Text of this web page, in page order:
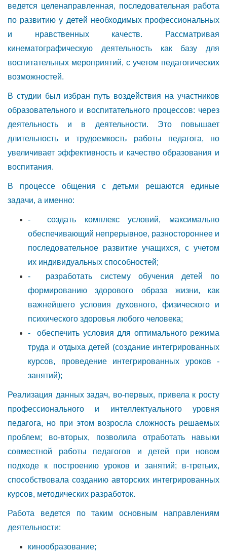
ведется целенаправленная, последовательная работа
по развитию у детей необходимых профессиональных
и нравственных качеств. Рассматривая
кинематографическую деятельность как базу для
воспитательных мероприятий, с учетом педагогических
возможностей.
В студии был избран путь воздействия на участников
образовательного и воспитательного процессов: через
деятельность и в деятельности. Это повышает
длительность и трудоемкость работы педагога, но
увеличивает эффективность и качество образования и
воспитания.
В процессе общения с детьми решаются единые
задачи, а именно:
- создать комплекс условий, максимально
обеспечивающий непрерывное, разностороннее и
последовательное развитие учащихся, с учетом
их индивидуальных способностей;
- разработать систему обучения детей по
формированию здорового образа жизни, как
важнейшего условия духовного, физического и
психического здоровья любого человека;
- обеспечить условия для оптимального режима
труда и отдыха детей (создание интегрированных
курсов, проведение интегрированных уроков -
занятий);
Реализация данных задач, во-первых, привела к росту
профессионального и интеллектуального уровня
педагога, но при этом возросла сложность решаемых
проблем; во-вторых, позволила отработать навыки
совместной работы педагогов и детей при новом
подходе к построению уроков и занятий; в-третьих,
способствовала созданию авторских интегрированных
курсов, методических разработок.
Работа ведется по таким основным направлениям
деятельности:
кинообразование;